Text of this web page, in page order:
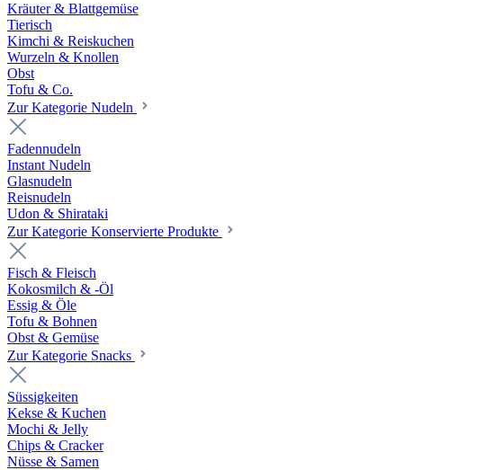
Kräuter & Blattgemüse
Tierisch
Kimchi & Reiskuchen
Wurzeln & Knollen
Obst
Tofu & Co.
Zur Kategorie Nudeln
Fadennudeln
Instant Nudeln
Glasnudeln
Reisnudeln
Udon & Shirataki
Zur Kategorie Konservierte Produkte
Fisch & Fleisch
Kokosmilch & -Öl
Essig & Öle
Tofu & Bohnen
Obst & Gemüse
Zur Kategorie Snacks
Süssigkeiten
Kekse & Kuchen
Mochi & Jelly
Chips & Cracker
Nüsse & Samen